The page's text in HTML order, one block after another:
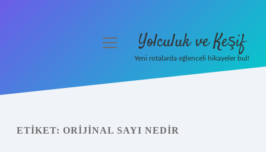
Yasal Uyarı
menüyü Yolculuk ve Keşif
Yeni rotalarda eğlenceli hikayeler bul!
ETIKET: ORIJINAL SAYI NEDIR